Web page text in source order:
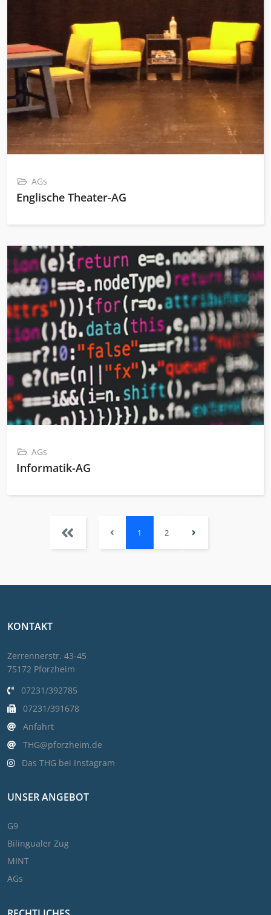
AGs
Englische Theater-AG
AGs
Informatik-AG
1 2
KONTAKT
Zerrennerstr. 43-45
75172 Pforzheim
07231/392785
07231/391678
Anfahrt
THG@pforzheim.de
Das THG bei Instagram
UNSER ANGEBOT
G9
Bilingualer Zug
MINT
AGs